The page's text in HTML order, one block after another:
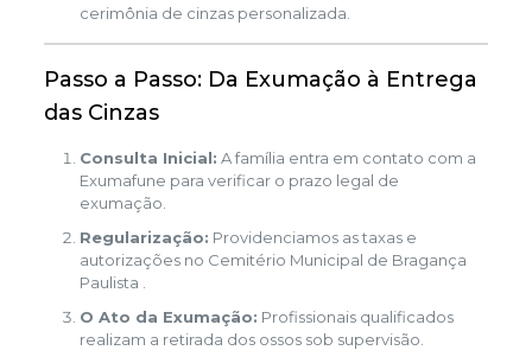
cerimônia de cinzas personalizada.
Passo a Passo: Da Exumação à Entrega
das Cinzas
Consulta Inicial: A família entra em contato com a
Exumafune para verificar o prazo legal de
exumação.
Regularização: Providenciamos as taxas e
autorizações no Cemitério Municipal de Bragança
Paulista .
O Ato da Exumação: Profissionais qualificados
realizam a retirada dos ossos sob supervisão.